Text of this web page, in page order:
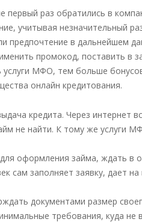
раз обратились в
учитывая незначительный
предпочтение в дальнейшем
промокод, поставить в
МФО, тем больше
онлайн кредитования.
кредита. Через интернет
не найти. К тому же услуги
оформления займа, ждать в
сам заполняет заявку, дает
документами размер
требования, куда